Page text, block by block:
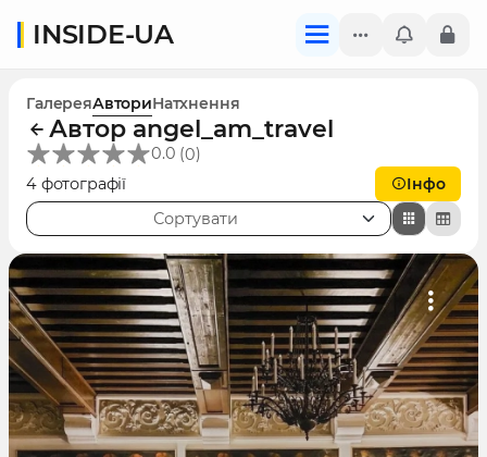
INSIDE-UA
ГалереяАвториНатхнення
Автор angel_am_travel
0.0 (0)
4 фотографії
Інфо
Сортувати